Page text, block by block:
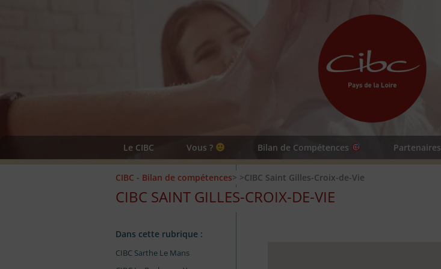
Le CIBC Vous ? Bilan de Compétences Partenaires
CIBC - Bilan de compétences> >CIBC Saint Gilles-Croix-de-Vie
CIBC SAINT GILLES-CROIX-DE-VIE
Dans cette rubrique :
CIBC Sarthe Le Mans